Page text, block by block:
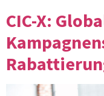
CIC-X: